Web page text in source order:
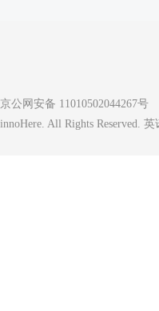
京公网安备 11010502044267号
innoHere. All Rights Reserved.